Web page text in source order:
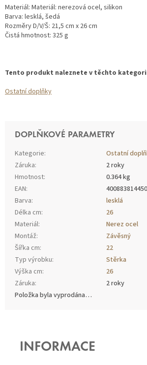
Materiál: Materiál: nerezová ocel, silikon
Barva: lesklá, šedá
Rozměry D/V/Š: 21,5 cm x 26 cm
Čistá hmotnost: 325 g
Tento produkt naleznete v těchto
Ostatní doplňky
DOPLŇKOVÉ PARAMETRY
Kategorie:
Ostatní
Záruka:
2 roky
Hmotnost:
0.364 kg
EAN:
Barva:
lesklá
Délka cm:
26
Materiál:
Nerez ocel
Montáž:
Závěsný
Šířka cm:
22
Typ výrobku:
Stěrka
Výška cm:
26
Záruka:
2 roky
Položka byla vyprodána…
INFORMACE